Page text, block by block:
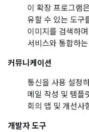
이 확장 프로그램
유할 수 있는 도구
이미지를 검색하
서비스와 통합하
커뮤니케이션
통신을 사용 설정
메일 작성 및 템플
회의 앱 및 개선사
개발자 도구